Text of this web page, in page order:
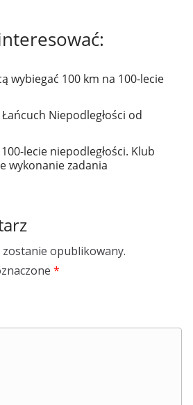
wybiegać 100 km na 100-lecie
Niepodległości od
lecie niepodległości. Klub
wykonanie zadania
opublikowany.
*